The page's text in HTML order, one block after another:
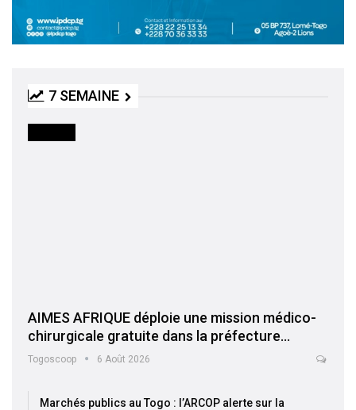
7 SEMAINE
AIMES AFRIQUE déploie une mission médico-
chirurgicale gratuite dans la préfecture…
Togoscoop 6 Août 2026
Marchés publics au Togo : l’ARCOP alerte sur la